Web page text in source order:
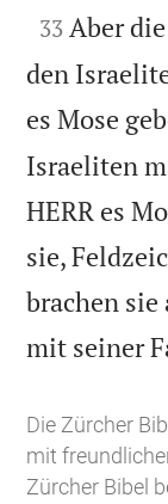

33 Aber
den
es Mose
Israeliten
HERR es
sie,
brachen sie
mit seiner
Die Zürcher
mit
Zürcher Bibel